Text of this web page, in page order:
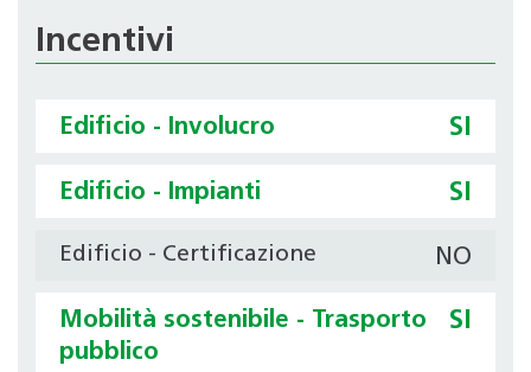
Incentivi
Edificio - Involucro SI
Edificio - Impianti SI
Edificio - Certificazione NO
Mobilità sostenibile - Trasporto
pubblico
SI